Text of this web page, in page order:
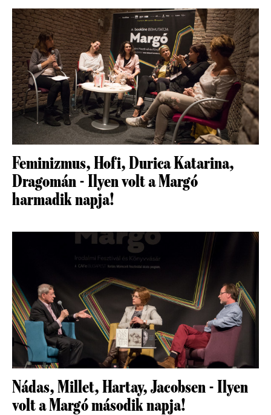
Feminizmus, Hofi, Durica Katarina,
Dragomán - Ilyen volt a Margó
harmadik napja!
Nádas, Millet, Hartay, Jacobsen - Ilyen
volt a Margó második napja!